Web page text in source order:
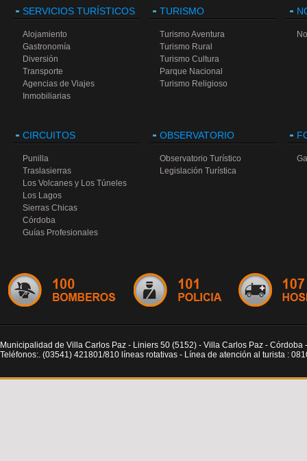
SERVICIOS TURÍSTICOS
Alojamiento
Gastronomía
Diversión
Transporte
Agencias de Viajes
Inmobiliarias
TURISMO
Turismo Aventura
Turismo Rural
Turismo Cultura
Parque Nacional
Turismo Religioso
CIRCUITOS
Punilla
Traslasierras
Los Volcanes y Los Túneles
Los Lagos
Sierras Chicas
Córdoba
Guías Profesionales
OBSERVATORIO
Observatorio Turístico
Legislación Turística
Municipalidad de Villa Carlos Paz - Liniers 50 (5152) - Villa Carlos Paz - Córdoba
Teléfonos:. (03541) 421801/810 líneas rotativas - Línea de atención al turista :